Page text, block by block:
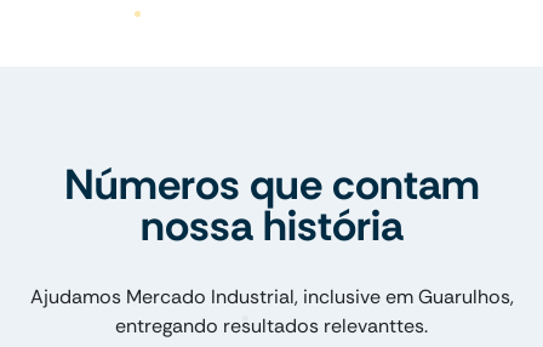
Números que contam
nossa história
Ajudamos Mercado Industrial, inclusive em Guarulhos,
entregando resultados relevanttes.